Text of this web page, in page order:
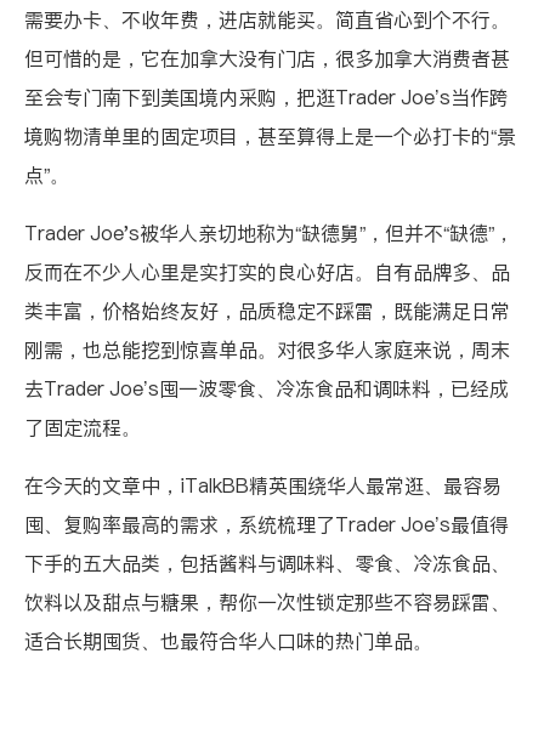
需要办卡、不收年费，进店就能买。简直省心到个不行。
但可惜的是，它在加拿大没有门店，很多加拿大消费者甚
至会专门南下到美国境内采购，把逛Trader Joe’s当作跨
境购物清单里的固定项目，甚至算得上是一个必打卡的“景
点”。
Trader Joe's被华人亲切地称为“缺德舅”，但并不“缺德”，
反而在不少人心里是实打实的良心好店。自有品牌多、品
类丰富，价格始终友好，品质稳定不踩雷，既能满足日常
刚需，也总能挖到惊喜单品。对很多华人家庭来说，周末
去Trader Joe’s囤一波零食、冷冻食品和调味料，已经成
了固定流程。
在今天的文章中，iTalkBB精英围绕华人最常逛、最容易
囤、复购率最高的需求，系统梳理了Trader Joe’s最值得
下手的五大品类，包括酱料与调味料、零食、冷冻食品、
饮料以及甜点与糖果，帮你一次性锁定那些不容易踩雷、
适合长期囤货、也最符合华人口味的热门单品。